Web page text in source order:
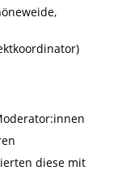
diese mit